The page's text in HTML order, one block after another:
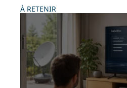
À RETENIR